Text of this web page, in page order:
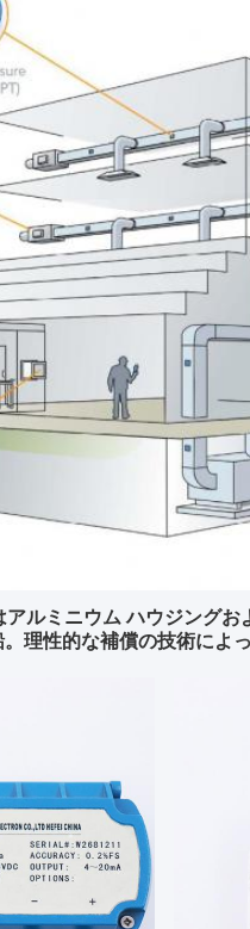
ルミニウム ハウジング
理性的な補償の技術によ